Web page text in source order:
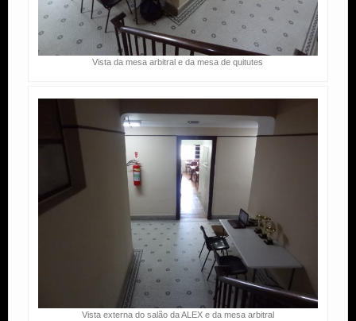
Vista da mesa arbitral e da mesa de quitutes
Vista externa do salão da ALEX e da mesa arbitral